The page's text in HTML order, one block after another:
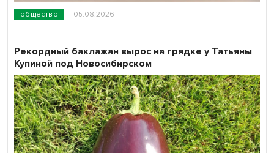
общество 05.08.2026
Рекордный баклажан вырос на грядке у Татьяны
Купиной под Новосибирском